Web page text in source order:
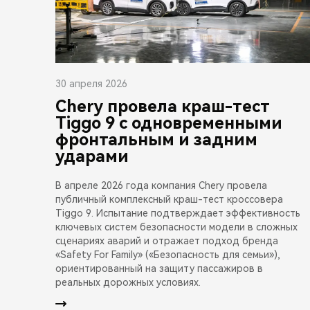
30 апреля 2026
Chery провела краш-тест
Tiggo 9 с одновременными
фронтальным и задним
ударами
В апреле 2026 года компания Chery провела
публичный комплексный краш-тест кроссовера
Tiggo 9. Испытание подтверждает эффективность
ключевых систем безопасности модели в сложных
сценариях аварий и отражает подход бренда
«Safety For Family» («Безопасность для семьи»),
ориентированный на защиту пассажиров в
реальных дорожных условиях.